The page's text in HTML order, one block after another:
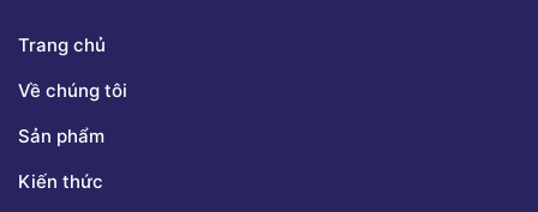
Trang chủ
Về chúng tôi
Sản phẩm
Kiến thức